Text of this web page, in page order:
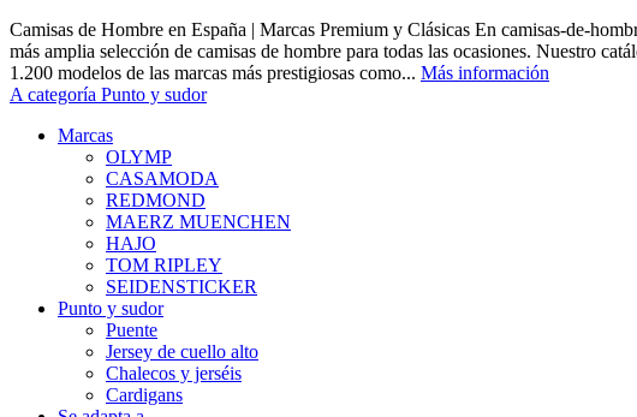
Camisas de Hombre en España | Marcas Premium y Clásicas En camisas-de-
más amplia selección de camisas de hombre para todas las ocasiones. Nuestro
1.200 modelos de las marcas más prestigiosas como... Más información
A categoría Punto y sudor
Marcas
OLYMP
CASAMODA
REDMOND
MAERZ MUENCHEN
HAJO
TOM RIPLEY
SEIDENSTICKER
Punto y sudor
Puente
Jersey de cuello alto
Chalecos y jerséis
Cardigans